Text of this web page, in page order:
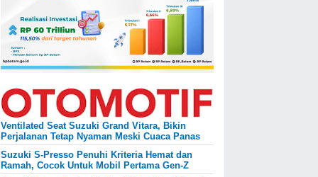
Ventilated Seat Suzuki Grand Vitara, Bikin
Perjalanan Tetap Nyaman Meski Cuaca Panas
Suzuki S-Presso Penuhi Kriteria Hemat dan
Ramah, Cocok Untuk Mobil Pertama Gen-Z